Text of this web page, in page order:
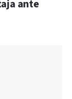
ante